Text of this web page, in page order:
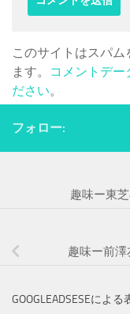
このサイトはスパ
ます。
コメントデー
ださい。
フォロー:
趣味ー東
趣味ー前
GOOGLEADSESEによる